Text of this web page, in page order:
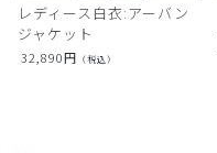
レディース白衣:アーバン
ジャケット
32,890円 （税込）